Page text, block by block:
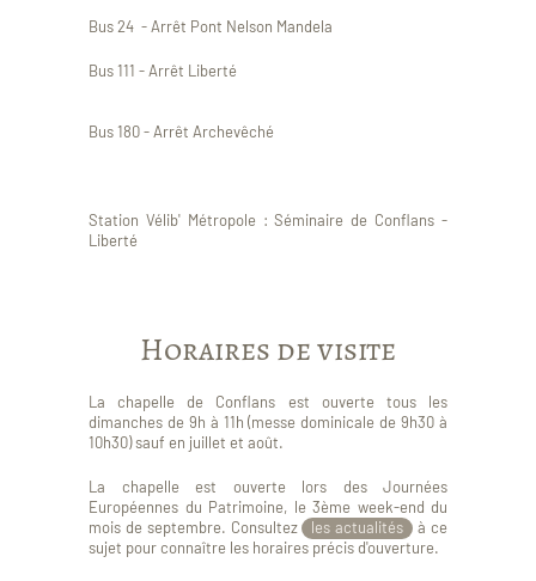
Bus 24 - Arrêt Pont Nelson Mandela
Bus 111 - Arrêt Liberté
Bus 180 - Arrêt Archevêché
Station Vélib' Métropole : Séminaire de Conflans -
Liberté
Horaires de visite
La chapelle de Conflans est ouverte tous les
dimanches de 9h à 11h (messe dominicale de 9h30 à
10h30) sauf en juillet et août.
La chapelle est ouverte lors des Journées
Européennes du Patrimoine, le 3ème week-end du
mois de septembre. Consultez les actualités
à ce
sujet pour connaître les horaires précis d'ouverture.